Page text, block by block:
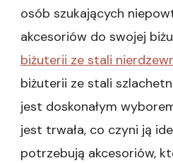
osób szukających
akcesoriów do swojej
biżuterii ze stali
biżuterii ze stali
jest doskonałym
jest trwała, co czyni ją
potrzebują akcesoriów,